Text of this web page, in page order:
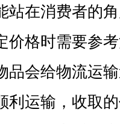
站在消费者的
格时需要参
品会给物流运
利运输，收取